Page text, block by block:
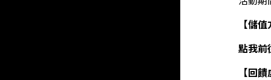
【儲
點我前
【回